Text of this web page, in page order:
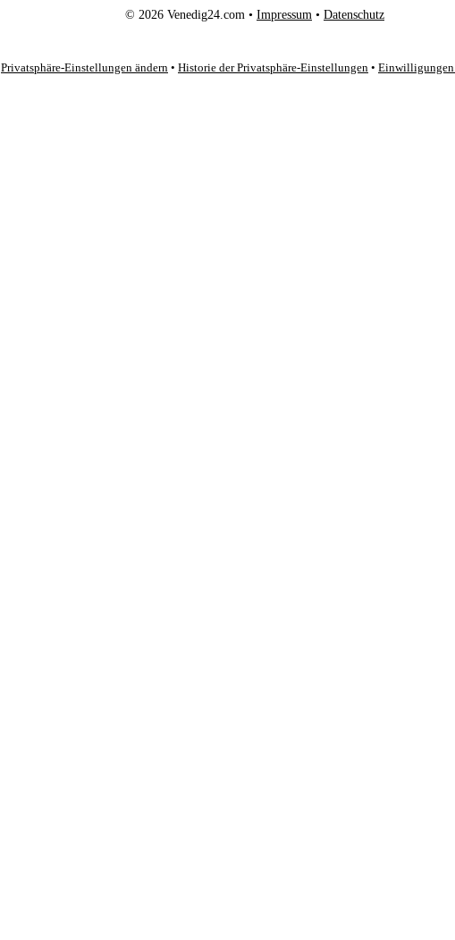
© 2026 Venedig24.com • Impressum • Datenschutz
Privatsphäre-Einstellungen ändern • Historie der Privatsphäre-Einstellungen • Einwilligungen